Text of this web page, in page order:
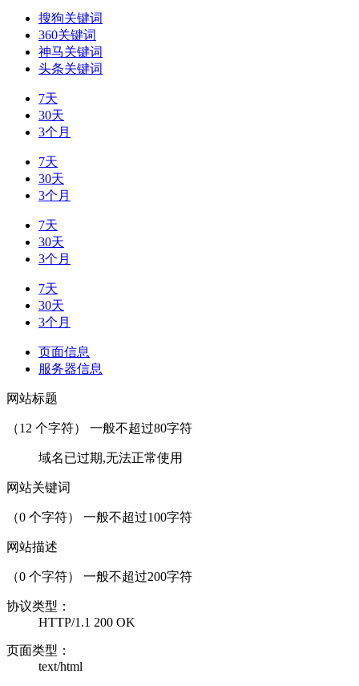
搜狗关键词
360关键词
神马关键词
头条关键词
7天
30天
3个月
7天
30天
3个月
7天
30天
3个月
7天
30天
3个月
页面信息
服务器信息
网站标题
（12 个字符） 一般不超过80字符
域名已过期,无法正常使用
网站关键词
（0 个字符） 一般不超过100字符
网站描述
（0 个字符） 一般不超过200字符
协议类型：
HTTP/1.1 200 OK
页面类型：
text/html